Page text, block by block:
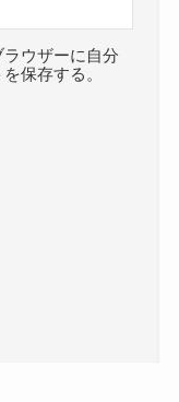
ウザーに自分
保存する。